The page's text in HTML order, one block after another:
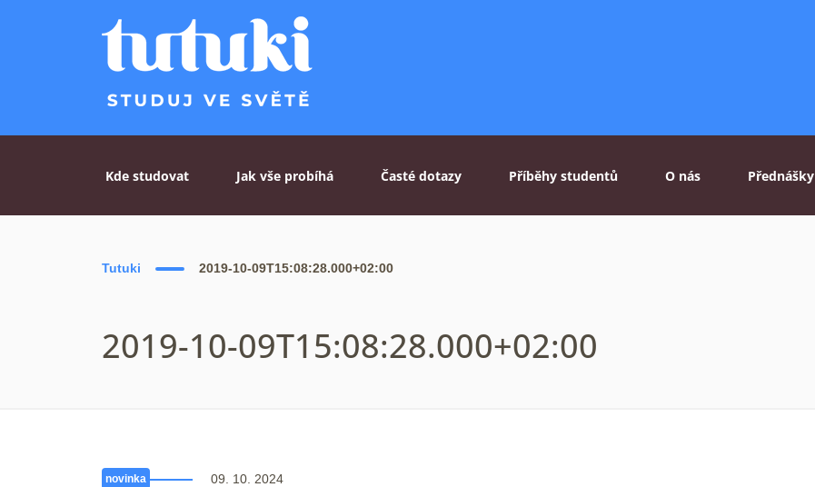
Kde studovat Jak vše probíhá Časté dotazy Příběhy studentů O nás Přednášky
Tutuki 2019-10-09T15:08:28.000+02:00
2019-10-09T15:08:28.000+02:00
novinka 09. 10. 2024